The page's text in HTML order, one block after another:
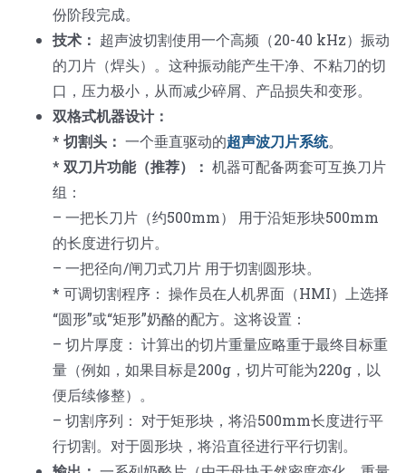
份阶段完成。
技术： 超声波切割使用一个高频（20-40 kHz）振动
的刀片（焊头）。这种振动能产生干净、不粘刀的切
口，压力极小，从而减少碎屑、产品损失和变形。
双格式机器设计：
* 切割头： 一个垂直驱动的超声波刀片系统。
* 双刀片功能（推荐）： 机器可配备两套可互换刀片
组：
– 一把长刀片（约500mm） 用于沿矩形块500mm
的长度进行切片。
– 一把径向/闸刀式刀片 用于切割圆形块。
* 可调切割程序： 操作员在人机界面（HMI）上选择
“圆形”或“矩形”奶酪的配方。这将设置：
– 切片厚度： 计算出的切片重量应略重于最终目标重
量（例如，如果目标是200g，切片可能为220g，以
便后续修整）。
– 切割序列： 对于矩形块，将沿500mm长度进行平
行切割。对于圆形块，将沿直径进行平行切割。